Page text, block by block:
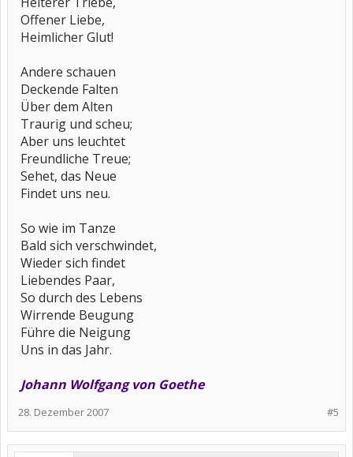
Offener Liebe,
Heimlicher Glut!
Andere schauen
Deckende Falten
Über dem Alten
Traurig und scheu;
Aber uns leuchtet
Freundliche Treue;
Sehet, das Neue
Findet uns neu.
So wie im Tanze
Bald sich verschwindet,
Wieder sich findet
Liebendes Paar,
So durch des Lebens
Wirrende Beugung
Führe die Neigung
Uns in das Jahr.
Johann Wolfgang von Goethe
#5
28. Dezember 2007